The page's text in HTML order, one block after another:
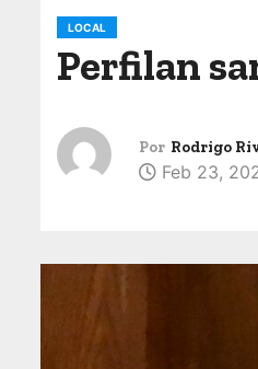
LOCAL
Perfilan
Por Rodrigo
Feb 23,